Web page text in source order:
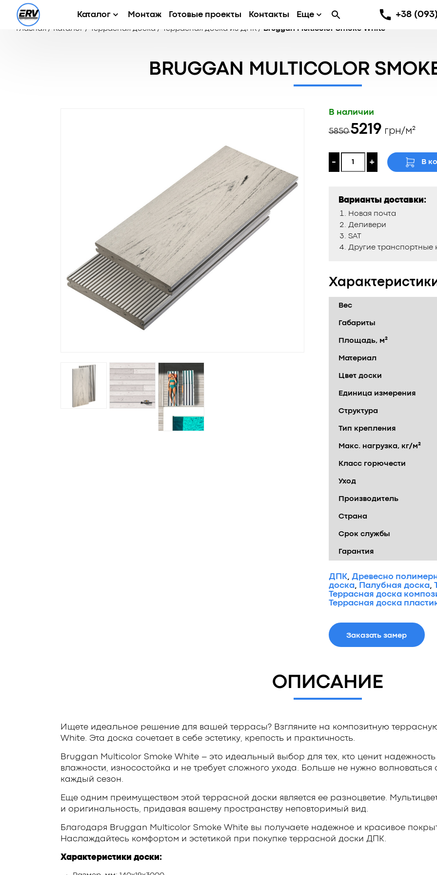
Каталог Монтаж Готовые проекты Контакты Еще +38
Главная / Каталог / Террасная доска / Террасная доска из ДПК / Bruggan Multicolor Smoke White
BRUGGAN MULTICOLOR
В наличии
5850
составляла
5850 ₴.
5219
Текущая
5219 ₴.
грн/м²
- + В
Варианты доставки:
Новая почта
Деливери
SAT
Другие транспортные
Вес
Габариты
Площадь, м²
Материал
Цвет доски
Единица измерения
Структура
Тип крепления
Макс. нагрузка, кг/м²
Класс горючести
Уход
Производитель
Страна
Срок службы
Гарантия
ДПК, Древесно
доска, Палубная доска,
Террасная доска
Террасная доска
Заказать замер
ОПИСАНИЕ
Ищете идеальное решение для вашей террасы? Взгляните на композитную
White. Эта доска сочетает в себе эстетику, крепость и практичность.
Bruggan Multicolor Smoke White – это идеальный выбор для тех, кто ценит надежность
влажности, износостойка и не требует сложного ухода. Больше не нужно
каждый сезон.
Еще одним преимуществом этой террасной доски является ее разноцветие.
и оригинальность, придавая вашему пространству неповторимый вид.
Благодаря Bruggan Multicolor Smoke White вы получаете надежное и красивое
Наслаждайтесь комфортом и эстетикой при покупке террасной доски ДПК.
Характеристики доски: